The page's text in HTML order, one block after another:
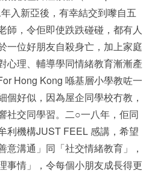
入新亞後，有幸結交到嚟自五
師，令佢即使跌跌碰碰，都有人
一位好朋友自殺身亡，加上家庭
心理、輔導學同情緒教育漸漸產
Hong Kong 喺基層小學教咗一
個好似，因為屋企同學校冇教，
社交同學習。二○一八年，佢同
利機構JUST FEEL 感講，希望
意溝通」同「社交情緒教育」，
事情」，令每個小朋友成長得更